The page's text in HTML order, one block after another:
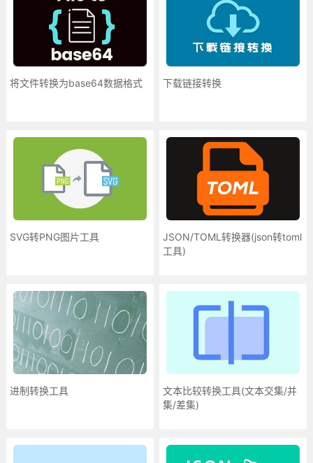
将文件转换为base64数据格式 下载链接转换
SVG转PNG图片工具
JSON/TOML转换器(json转toml
工具)
进制转换工具
文本比较转换工具(文本交集/并
集/差集)